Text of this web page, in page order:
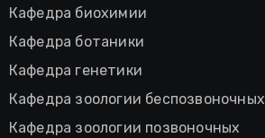
Кафедра биохимии
Кафедра ботаники
Кафедра генетики
Кафедра зоологии беспозвоночных
Кафедра зоологии позвоночных